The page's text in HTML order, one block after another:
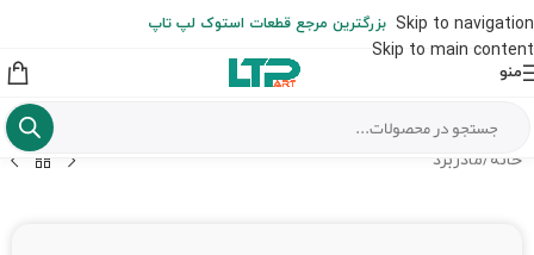
Skip to navigation
Skip to main content
از شهرستان به عهده مشتری است)
بزرگترین مرجع قطعات استوک لپ تاپ
منو
خانه /مادربرد